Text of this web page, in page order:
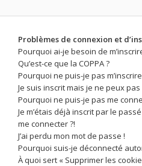
Problèmes de connexion et
Pourquoi ai-je besoin de
Qu’est-ce que la COPPA ?
Pourquoi ne puis-je pas
Je suis inscrit mais je ne peux
Pourquoi ne puis-je pas me
Je m’étais déjà inscrit par le
me connecter ?!
J’ai perdu mon mot de passe !
Pourquoi suis-je déconnecté
À quoi sert « Supprimer les